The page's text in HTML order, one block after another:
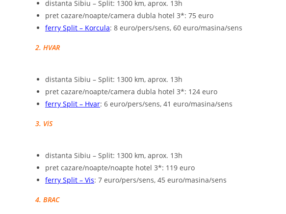
distanta Sibiu – Split: 1300 km, aprox. 13h
pret cazare/noapte/camera dubla hotel 3*: 75 euro
ferry Split – Korcula: 8 euro/pers/sens, 60 euro/masina/sens
2. HVAR
distanta Sibiu – Split: 1300 km, aprox. 13h
pret cazare/noapte/camera dubla hotel 3*: 124 euro
ferry Split – Hvar: 6 euro/pers/sens, 41 euro/masina/sens
3. ViS
distanta Sibiu – Split: 1300 km, aprox. 13h
pret cazare/noapte/noapte hotel 3*: 119 euro
ferry Split – Vis: 7 euro/pers/sens, 45 euro/masina/sens
4. BRAC